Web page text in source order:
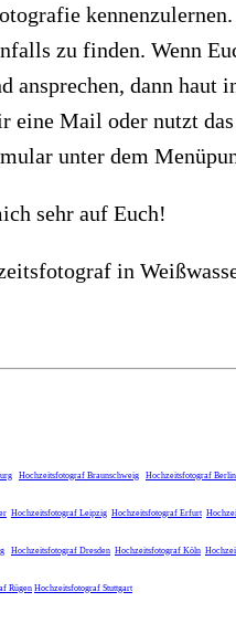
zu finden. Wenn
ansprechen, dann haut
eine Mail oder nutzt das
unter dem
sehr auf Euch!
in
Hochzeitsfotograf Braunschweig Hochzeitsfotograf Berlin
Hochzeitsfotograf Leipzig Hochzeitsfotograf Erfurt
Hochzeitsfotograf Dresden Hochzeitsfotograf Köln
Rügen Hochzeitsfotograf Stuttgart